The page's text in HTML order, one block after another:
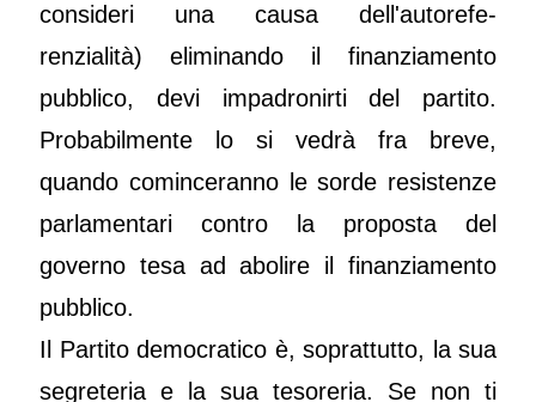
consideri una causa dell'autorefe-
renzialità) eliminando il finanziamento
pubblico, devi impadronirti del partito.
Probabilmente lo si vedrà fra breve,
quando cominceranno le sorde resistenze
parlamentari contro la proposta del
governo tesa ad abolire il finanziamento
pubblico.
Il Partito democratico è, soprattutto, la sua
segreteria e la sua tesoreria. Se non ti